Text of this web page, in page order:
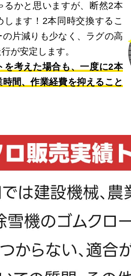
るかと思いますが、断然2本
します！2本同時交換するこ
片減りも少なく、ラグの高
が安定します。
を考えた場合も、一度に2本
間、作業経費を抑えること